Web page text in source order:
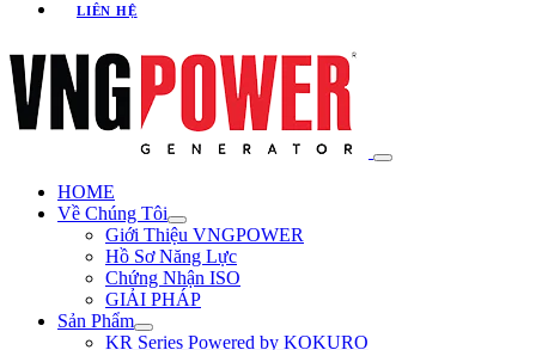
LIÊN HỆ
HOME
Về Chúng Tôi
Giới Thiệu VNGPOWER
Hồ Sơ Năng Lực
Chứng Nhận ISO
GIẢI PHÁP
Sản Phẩm
KR Series Powered by KOKURO